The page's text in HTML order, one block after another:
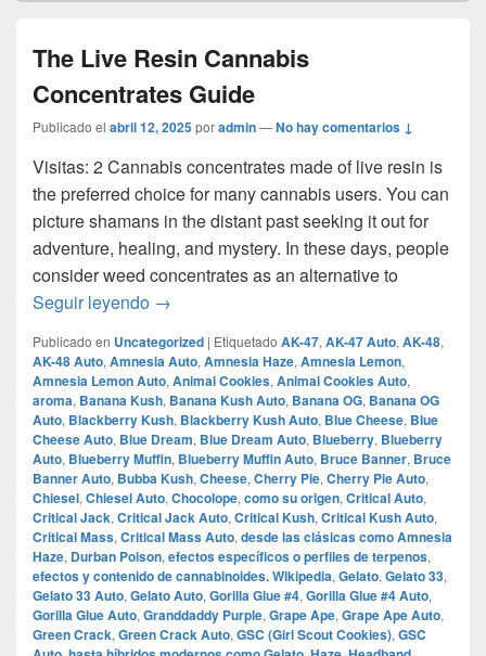
The Live Resin Cannabis
Concentrates Guide
Publicado el abril 12, 2025poradmin—No hay comentarios ↓
Visitas: 2 Cannabis concentrates made of live resin is
the preferred choice for many cannabis users. You can
picture shamans in the distant past seeking it out for
adventure, healing, and mystery. In these days, people
consider weed concentrates as an alternative to
Seguir leyendo The Live Resin Cannabis Concentrates
→
Publicado en Uncategorized | Etiquetado AK-47, AK-47 Auto, AK-48,
AK-48 Auto, Amnesia Auto, Amnesia Haze, Amnesia Lemon,
Amnesia Lemon Auto, Animal Cookies, Animal Cookies Auto,
aroma, Banana Kush, Banana Kush Auto, Banana OG, Banana OG
Auto, Blackberry Kush, Blackberry Kush Auto, Blue Cheese, Blue
Cheese Auto, Blue Dream, Blue Dream Auto, Blueberry, Blueberry
Auto, Blueberry Muffin, Blueberry Muffin Auto, Bruce Banner, Bruce
Banner Auto, Bubba Kush, Cheese, Cherry Pie, Cherry Pie Auto,
Chiesel, Chiesel Auto, Chocolope, como su origen, Critical Auto,
Critical Jack, Critical Jack Auto, Critical Kush, Critical Kush Auto,
Critical Mass, Critical Mass Auto, desde las clásicas como Amnesia
Haze, Durban Poison, efectos específicos o perfiles de terpenos,
efectos y contenido de cannabinoides.​ Wikipedia, Gelato, Gelato 33,
Gelato 33 Auto, Gelato Auto, Gorilla Glue #4, Gorilla Glue #4 Auto,
Gorilla Glue Auto, Granddaddy Purple, Grape Ape, Grape Ape Auto,
Green Crack, Green Crack Auto, GSC (Girl Scout Cookies), GSC